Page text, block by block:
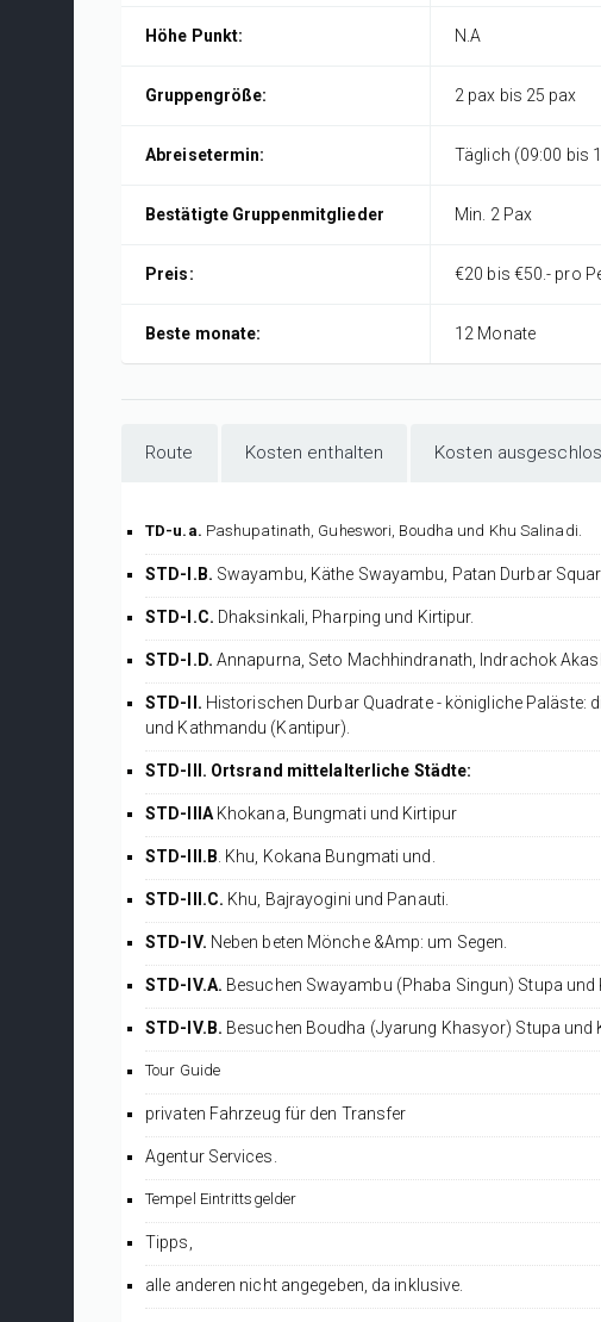
Höhe Punkt: N.A
Gruppengröße: 2 pax bis 25 pax
Abreisetermin: Täglich (09:00 bis
Bestätigte Gruppenmitglieder Min. 2 Pax
Preis: €20 bis €50.- pro
Beste monate: 12 Monate
Route Kosten enthalten Kosten
TD-u.a. Pashupatinath, Guheswori, Boudha und Khu Salinadi.
STD-I.B. Swayambu, Käthe Swayambu, Patan Durbar
STD-I.C. Dhaksinkali, Pharping und Kirtipur.
STD-I.D. Annapurna, Seto Machhindranath, Indrachok
STD-II. Historischen Durbar Quadrate - königliche Paläste:
und Kathmandu (Kantipur).
STD-III. Ortsrand mittelalterliche Städte:
STD-IIIA Khokana, Bungmati und Kirtipur
STD-III.B . Khu, Kokana Bungmati und.
STD-III.C. Khu, Bajrayogini und Panauti.
STD-IV. Neben beten Mönche &Amp: um Segen.
STD-IV.A. Besuchen Swayambu (Phaba Singun) Stupa
STD-IV.B. Besuchen Boudha (Jyarung Khasyor) Stupa und
Tour Guide
privaten Fahrzeug für den Transfer
Agentur Services.
Tempel Eintrittsgelder
Tipps,
alle anderen nicht angegeben, da inklusive.